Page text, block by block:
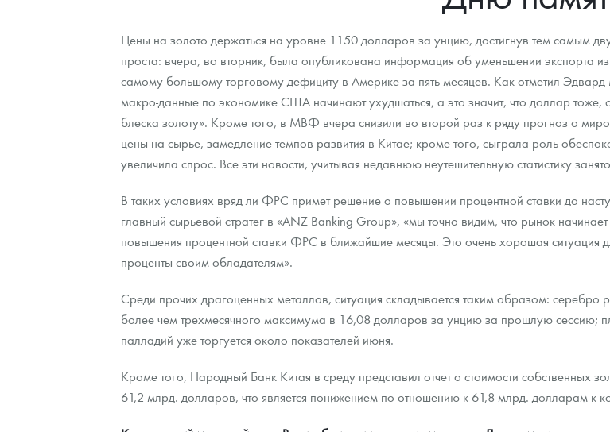
Золотой червонец Сеятель
Золотые слитки
Аксессуары
Гарри Поттер
Флот: ледоколы и корабли
Жетоны "Необыкновенные обитатели глубин"
Русская нумизматика
Золотая карманная галерея
Наборы подарочных и коллекционных монет
Выкуп монет
Выкуп серебряных монет
Вопрос - ответ
Памятка для работы с монетами из драгметаллов
Условия возврата
Политика конфиденциальности
Политика использования Cookies
Распродажа монет и жетонов
Итоги 2025 года. Прогноз курсов золота, серебра, платины на 2026 год
Cтатьи
Георгий Победоносец - динамика цен
Курс золота и серебра
Лом выкуп
Скупка слитков
Контакты
О нас
Наши преимущества
Письмо директору
Цены на золото держаться на уровне 1150 долларов за унцию, достигнув тем самым
проста: вчера, во вторник, была опубликована информация об уменьшении экспорта
самому большому торговому дефициту в Америке за пять месяцев. Как отметил
макро-данные по экономике США начинают ухудшаться, а это значит, что доллар тоже,
блеска золоту». Кроме того, в МВФ вчера снизили во второй раз к ряду прогноз о
цены на сырье, замедление темпов развития в Китае; кроме того, сыграла роль
увеличила спрос. Все эти новости, учитывая недавнюю неутешительную статистику
В таких условиях вряд ли ФРС примет решение о повышении процентной ставки до
главный сырьевой стратег в «ANZ Banking Group», «мы точно видим, что рынок
повышения процентной ставки ФРС в ближайшие месяцы. Это очень хорошая ситуация
проценты своим обладателям».
Среди прочих драгоценных металлов, ситуация складывается таким образом: серебро
более чем трехмесячного максимума в 16,08 долларов за унцию за прошлую сессию;
палладий уже торгуется около показателей июня.
Кроме того, Народный Банк Китая в среду представил отчет о стоимости собственных
61,2 млрд. долларов, что является понижением по отношению к 61,8 млрд. долларам к